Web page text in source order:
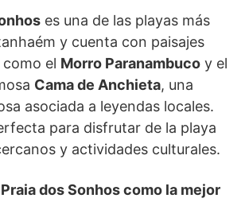
es una de las playas más
y cuenta con paisajes
el Morro Paranambuco y el
Cama de Anchieta, una
asociada a leyendas locales.
para disfrutar de la playa
y actividades culturales.
dos Sonhos como la mejor